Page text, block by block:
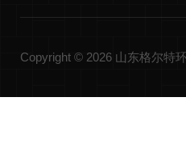
Copyright © 2026 山东格尔特